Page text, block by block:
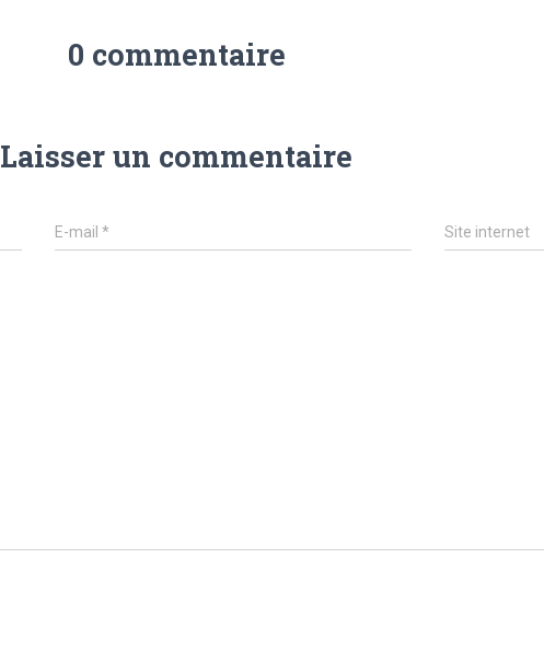
0 commentaire
Laisser un commentaire
E-mail* Site internet